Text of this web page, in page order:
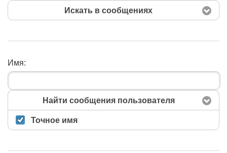
Искать в сообщениях
Имя:
Найти сообщения пользователя
Точное имя